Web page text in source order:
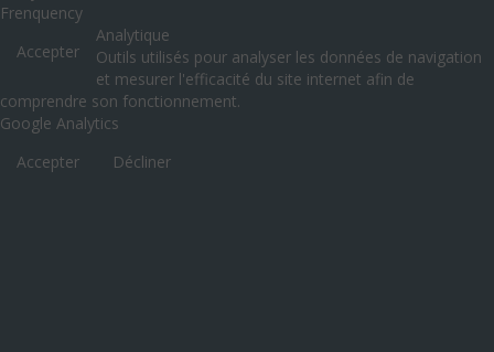
Frenquency
Accepter
Analytique
Outils utilisés pour analyser les données de navigation
et mesurer l'efficacité du site internet afin de
comprendre son fonctionnement.
Google Analytics
Accepter
Décliner